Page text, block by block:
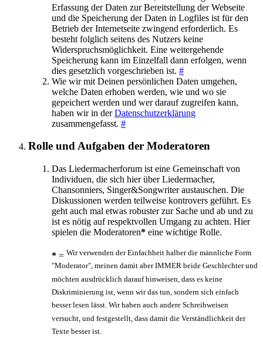
Erfassung der Daten zur Bereitstellung der Webseite
und die Speicherung der Daten in Logfiles ist für den
Betrieb der Internetseite zwingend erforderlich. Es
besteht folglich seitens des Nutzers keine
Widerspruchsmöglichkeit. Eine weitergehende
Speicherung kann im Einzelfall dann erfolgen, wenn
dies gesetzlich vorgeschrieben ist. #
Wie wir mit Deinen persönlichen Daten umgehen,
welche Daten erhoben werden, wie und wo sie
gepeichert werden und wer darauf zugreifen kann,
haben wir in derDatenschutzerklärung
zusammengefasst. #
Rolle und Aufgaben der Moderatoren
Das Liedermacherforum ist eine Gemeinschaft von
Individuen, die sich hier über Liedermacher,
Chansonniers, Singer&Songwriter austauschen. Die
Diskussionen werden teilweise kontrovers geführt. Es
geht auch mal etwas robuster zur Sache und ab und zu
ist es nötig auf respektvollen Umgang zu achten. Hier
spielen die Moderatoren* eine wichtige Rolle.
* = Wir verwenden der Einfachheit halber die männliche Form
"Moderator", meinen damit aber IMMER beide Geschlechter und
möchten ausdrücklich darauf hinweisen, dass es keine
Diskriminierung ist, wenn wir das tun, sondern sich einfach
besser lesen lässt. Wir haben auch andere Schreibweisen
versucht, und festgestellt, dass damit die Verständlichkeit der
Texte besser ist.